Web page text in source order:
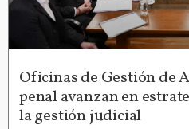
Oficinas de Gestión de
penal avanzan en
la gestión judicial